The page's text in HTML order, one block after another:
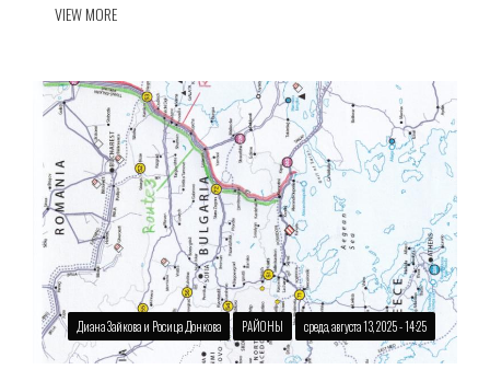
VIEW MORE
Диана Зайкова и Росица Донкова РАЙОНЫ среда, августа 13, 2025 - 14:25